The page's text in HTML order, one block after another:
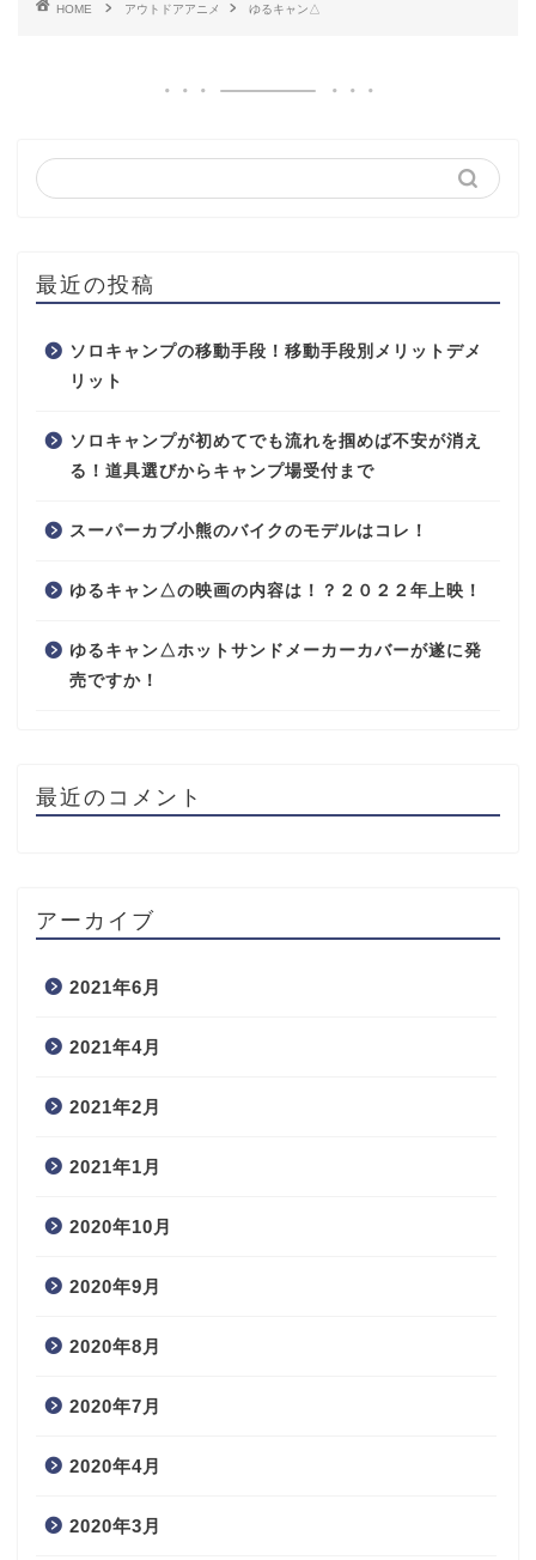
HOME アウトドアアニメ ゆるキャン△
最近の投稿
ソロキャンプの移動手段！移動手段別メリットデメ
リット
ソロキャンプが初めてでも流れを掴めば不安が消え
る！道具選びからキャンプ場受付まで
スーパーカブ小熊のバイクのモデルはコレ！
ゆるキャン△の映画の内容は！？２０２２年上映！
ゆるキャン△ホットサンドメーカーカバーが遂に発
売ですか！
最近のコメント
アーカイブ
2021年6月
2021年4月
2021年2月
2021年1月
2020年10月
2020年9月
2020年8月
2020年7月
2020年4月
2020年3月